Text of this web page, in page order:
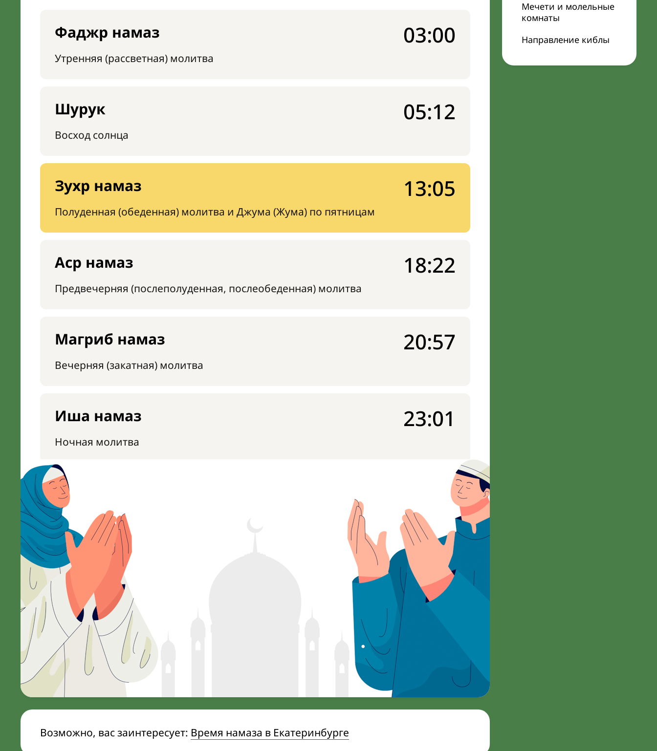
Мечети и молельные
комнаты
Направление киблы
Фаджр намаз
Утренняя (рассветная) молитва
03:00
Шурук
Восход солнца
05:12
Зухр намаз
Полуденная (обеденная) молитва и Джума (Жума) по пятницам
13:05
Аср намаз
Предвечерняя (послеполуденная, послеобеденная) молитва
18:22
Магриб намаз
Вечерняя (закатная) молитва
20:57
Иша намаз
Ночная молитва
23:01
Возможно, вас заинтересует: Время намаза в Екатеринбурге